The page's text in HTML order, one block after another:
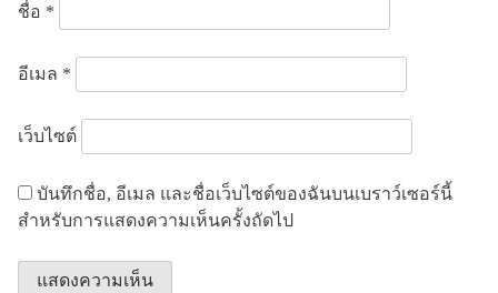
ชื่อ *
อีเมล *
เว็บไซต์
บันทึกชื่อ, อีเมล และชื่อเว็บไซต์ของฉันบนเบราว์เซอร์นี้
สำหรับการแสดงความเห็นครั้งถัดไป